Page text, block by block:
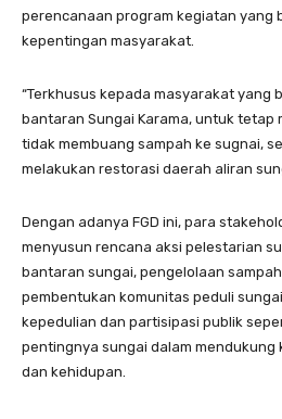
perencanaan program kegiatan yang
kepentingan masyarakat.
“Terkhusus kepada masyarakat yang
bantaran Sungai Karama, untuk tetap
tidak membuang sampah ke sugnai,
melakukan restorasi daerah aliran
Dengan adanya FGD ini, para
menyusun rencana aksi pelestarian
bantaran sungai, pengelolaan
pembentukan komunitas peduli
kepedulian dan partisipasi publik
pentingnya sungai dalam
dan kehidupan.